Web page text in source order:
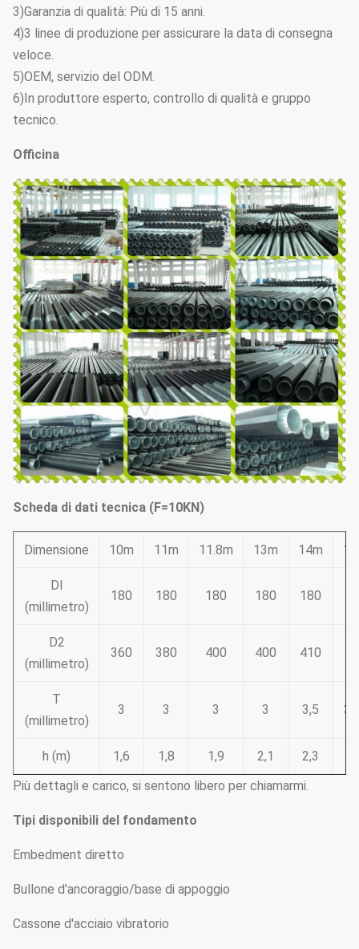
3)Garanzia di qualità: Più di 15 anni.
4)3 linee di produzione per assicurare la data di consegna
veloce.
5)OEM, servizio del ODM.
6)In produttore esperto, controllo di qualità e gruppo
tecnico.
Officina
Scheda di dati tecnica (F=10KN)
Dimensione 10m 11m 11.8m 13m 14m
DI
(millimetro)
180 180 180 180 180
D2
(millimetro)
360 380 400 400 410
T
(millimetro)
3 3 3 3 3,5
h (m) 1,6 1,8 1,9 2,1 2,3
Più dettagli e carico, si sentono libero per chiamarmi.
Tipi disponibili del fondamento
Embedment diretto
Bullone d'ancoraggio/base di appoggio
Cassone d'acciaio vibratorio